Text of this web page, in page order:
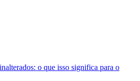
o que isso significa para o